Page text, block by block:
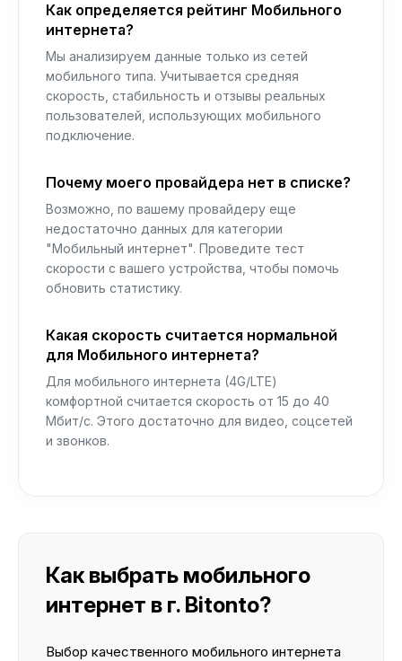
Как определяется рейтинг Мобильного
интернета?
Мы анализируем данные только из сетей
мобильного типа. Учитывается средняя
скорость, стабильность и отзывы реальных
пользователей, использующих мобильного
подключение.
Почему моего провайдера нет в списке?
Возможно, по вашему провайдеру еще
недостаточно данных для категории
"Мобильный интернет". Проведите тест
скорости с вашего устройства, чтобы помочь
обновить статистику.
Какая скорость считается нормальной
для Мобильного интернета?
Для мобильного интернета (4G/LTE)
комфортной считается скорость от 15 до 40
Мбит/с. Этого достаточно для видео, соцсетей
и звонков.
Как выбрать мобильного
интернет в г. Bitonto?
Выбор качественного мобильного интернета